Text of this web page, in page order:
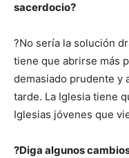
sacerdocio?
?No sería la solución
tiene que abrirse más
demasiado prudente y
tarde. La Iglesia tiene
Iglesias jóvenes que
?Diga algunos